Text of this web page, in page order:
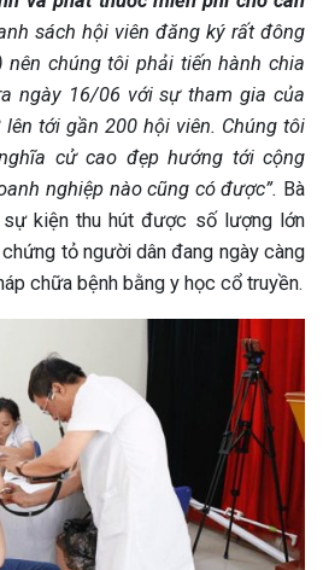
sách hội viên đăng ký rất đông
chúng tôi phải tiến hành chia
ngày 16/06 với sự tham gia của
tới gần 200 hội viên. Chúng tôi
cử cao đẹp hướng tới cộng
nghiệp nào cũng có được”. Bà
sự kiện thu hút được số lượng lớn
tỏ người dân đang ngày càng
chữa bệnh bằng y học cổ truyền.